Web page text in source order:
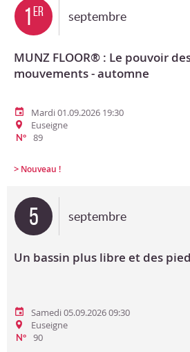
1er septembre
MUNZ FLOOR® : Le pouvoir
mouvements - automne
Mardi 01.09.2026 19:30
Euseigne
N° 89
> Nouveau !
5 septembre
Un bassin plus libre et des
Samedi 05.09.2026 09:30
Euseigne
N° 90